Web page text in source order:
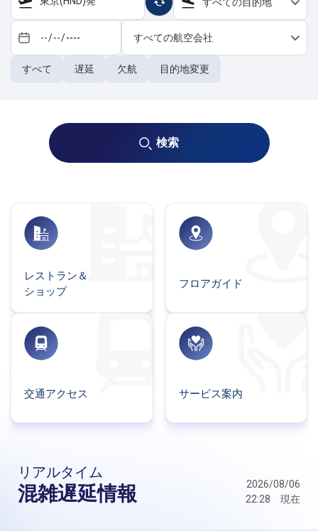
すべての航空会社
すべて 遅延 欠航 目的地変更
検索
レストラン＆
ショップ
フロアガイド
交通アクセス サービス案内
リアルタイム
混雑遅延情報
2026/08/06
22:28 現在